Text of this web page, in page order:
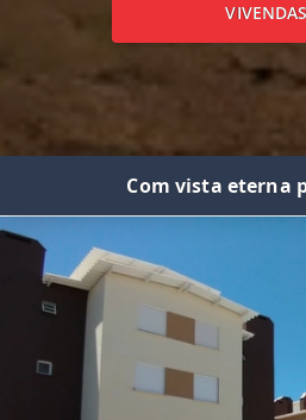
VIVENDAS
Com vista eterna